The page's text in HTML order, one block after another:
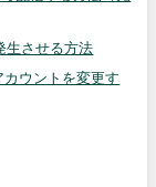
生させる方法
ウントを変更す